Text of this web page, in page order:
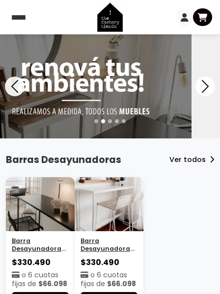
Barras Desayunadoras Ver todos
Barra
Desayunadora
$330.490
o 6 cuotas
fijas de $66.098
Barra
Desayunadora
$330.490
o 6 cuotas
fijas de $66.098